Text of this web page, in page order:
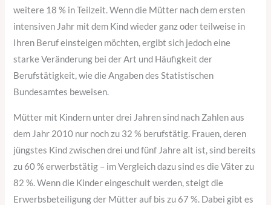
weitere 18 % in Teilzeit. Wenn die Mütter nach dem ersten
intensiven Jahr mit dem Kind wieder ganz oder teilweise in
Ihren Beruf einsteigen möchten, ergibt sich jedoch eine
starke Veränderung bei der Art und Häufigkeit der
Berufstätigkeit, wie die Angaben des Statistischen
Bundesamtes beweisen.
Mütter mit Kindern unter drei Jahren sind nach Zahlen aus
dem Jahr 2010 nur noch zu 32 % berufstätig. Frauen, deren
jüngstes Kind zwischen drei und fünf Jahre alt ist, sind bereits
zu 60 % erwerbstätig – im Vergleich dazu sind es die Väter zu
82 %. Wenn die Kinder eingeschult werden, steigt die
Erwerbsbeteiligung der Mütter auf bis zu 67 %. Dabei gibt es